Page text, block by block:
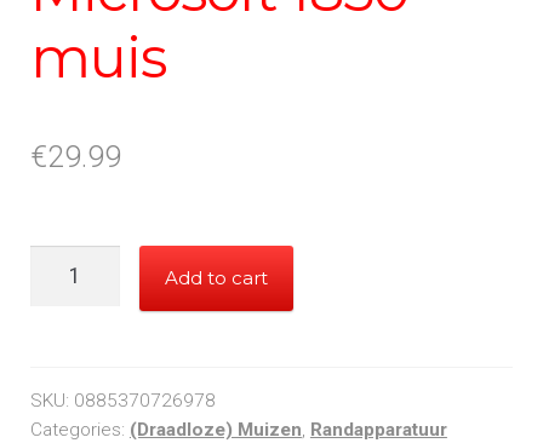
muis
€29.99
Add to cart
SKU: 0885370726978
Categories: (Draadloze) Muizen, Randapparatuur